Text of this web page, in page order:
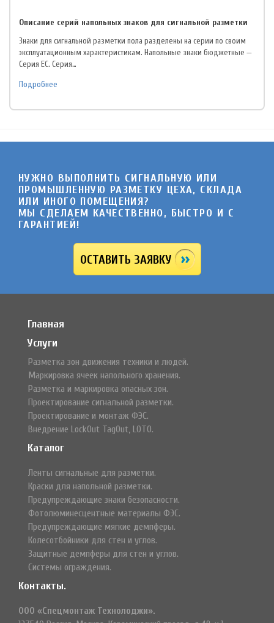
Описание серий напольных знаков для сигнальной разметки
Знаки для сигнальной разметки пола разделены на серии по своим
эксплуатационным характеристикам. Напольные знаки бюджетные —
Серия EC. Серия…
Подробнее
НУЖНО ВЫПОЛНИТЬ СИГНАЛЬНУЮ ИЛИ
ПРОМЫШЛЕННУЮ РАЗМЕТКУ ЦЕХА, СКЛАДА
ИЛИ ИНОГО ПОМЕЩЕНИЯ?
МЫ СДЕЛАЕМ КАЧЕСТВЕННО, БЫСТРО И C
ГАРАНТИЕЙ!
ОСТАВИТЬ ЗАЯВКУ
Главная
Услуги
Разметка зон движения техники и людей.
Маркировка ячеек напольного хранения.
Разметка и маркировка опасных зон.
Проектирование сигнальной разметки.
Проектирование и монтаж ФЭС.
Внедрение LockOut TagOut, LOTO.
Каталог
Ленты сигнальные для разметки.
Краски для напольной разметки.
Предупреждающие знаки безопасности.
Фотолюминесцентные материалы ФЭС.
Предупреждающие мягкие демпферы.
Колесотбойники для стен и углов.
Защитные демпферы для стен и углов.
Системы ограждения.
Контакты.
ООО «Спецмонтаж Технолоджи».